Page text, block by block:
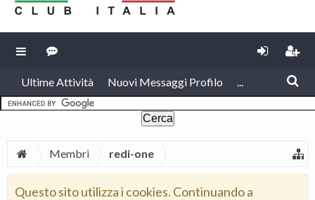
Ultime Attività Nuovi Messaggi Profilo ...
Membri redi-one
Questo sito utilizza i cookies. Continuando a